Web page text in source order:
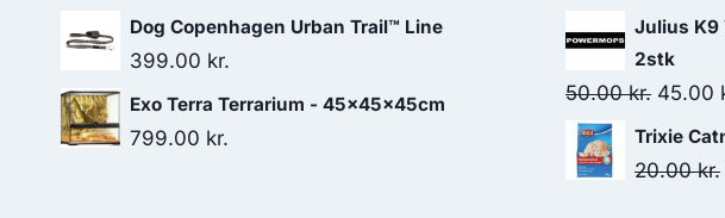
Dog Copenhagen Urban Trail™ Line
399.00 kr.
Exo Terra Terrarium - 45x45x45cm
799.00 kr.
78.75
pris
var:
83.75
Julius K9
2stk
50.00kr. Den
pris
45.00
Trixie
20.00kr.